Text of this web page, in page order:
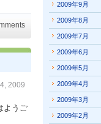
2009
ようご
2009年9月
2009年8月
2009年7月
2009年6月
2009年5月
2009年4月
2009年3月
2009年2月